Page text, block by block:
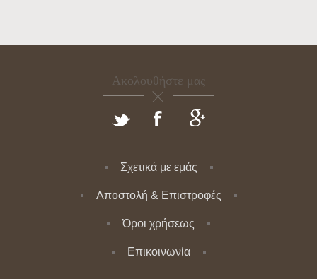
Ακολουθήστε μας
Σχετικά με εμάς
Αποστολή & Επιστροφές
Όροι χρήσεως
Επικοινωνία